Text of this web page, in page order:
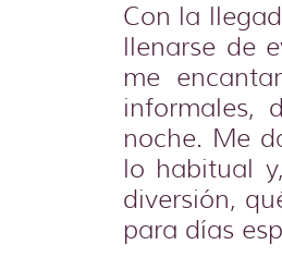
Con la
llenarse de
me
informales,
noche. Me
lo habitual
diversión,
para días